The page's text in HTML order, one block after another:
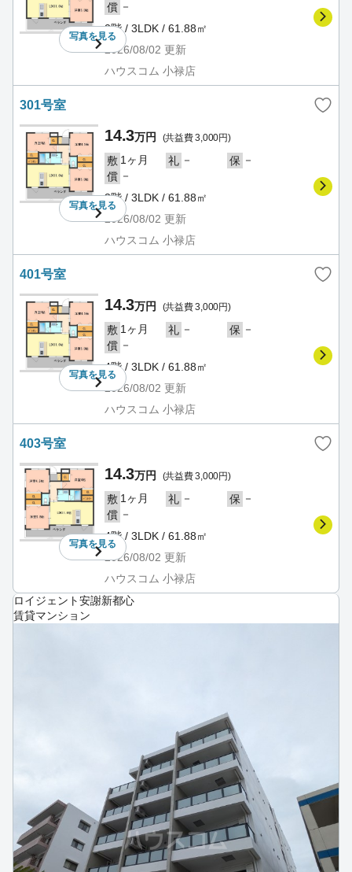
写真を見る
償 －
2階 / 3LDK / 61.88㎡
2026/08/02 更新
ハウスコム 小禄店
301号室
写真を見る
14.3万円 (共益費 3,000円)
敷 1ヶ月 礼 － 保 －
償 －
3階 / 3LDK / 61.88㎡
2026/08/02 更新
ハウスコム 小禄店
401号室
写真を見る
14.3万円 (共益費 3,000円)
敷 1ヶ月 礼 － 保 －
償 －
4階 / 3LDK / 61.88㎡
2026/08/02 更新
ハウスコム 小禄店
403号室
写真を見る
14.3万円 (共益費 3,000円)
敷 1ヶ月 礼 － 保 －
償 －
4階 / 3LDK / 61.88㎡
2026/08/02 更新
ハウスコム 小禄店
ロイジェント安謝新都心
賃貸マンション